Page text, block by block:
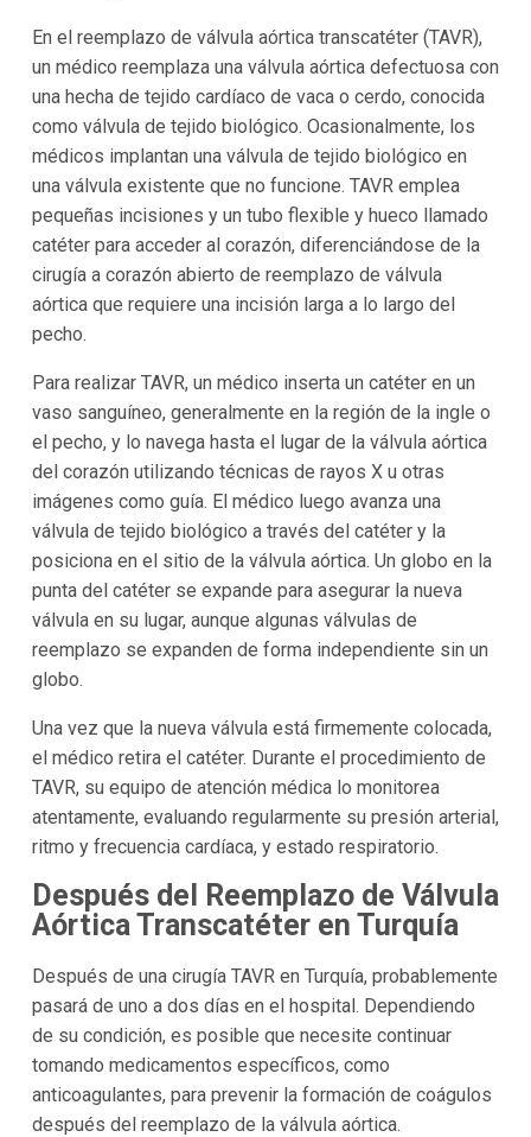
En el reemplazo de válvula aórtica transcatéter (TAVR),
un médico reemplaza una válvula aórtica defectuosa con
una hecha de tejido cardíaco de vaca o cerdo, conocida
como válvula de tejido biológico. Ocasionalmente, los
médicos implantan una válvula de tejido biológico en
una válvula existente que no funcione. TAVR emplea
pequeñas incisiones y un tubo flexible y hueco llamado
catéter para acceder al corazón, diferenciándose de la
cirugía a corazón abierto de reemplazo de válvula
aórtica que requiere una incisión larga a lo largo del
pecho.
Para realizar TAVR, un médico inserta un catéter en un
vaso sanguíneo, generalmente en la región de la ingle o
el pecho, y lo navega hasta el lugar de la válvula aórtica
del corazón utilizando técnicas de rayos X u otras
imágenes como guía. El médico luego avanza una
válvula de tejido biológico a través del catéter y la
posiciona en el sitio de la válvula aórtica. Un globo en la
punta del catéter se expande para asegurar la nueva
válvula en su lugar, aunque algunas válvulas de
reemplazo se expanden de forma independiente sin un
globo.
Una vez que la nueva válvula está firmemente colocada,
el médico retira el catéter. Durante el procedimiento de
TAVR, su equipo de atención médica lo monitorea
atentamente, evaluando regularmente su presión arterial,
ritmo y frecuencia cardíaca, y estado respiratorio.
Después del Reemplazo de Válvula
Aórtica Transcatéter en Turquía
Después de una cirugía TAVR en Turquía, probablemente
pasará de uno a dos días en el hospital. Dependiendo
de su condición, es posible que necesite continuar
tomando medicamentos específicos, como
anticoagulantes, para prevenir la formación de coágulos
después del reemplazo de la válvula aórtica.